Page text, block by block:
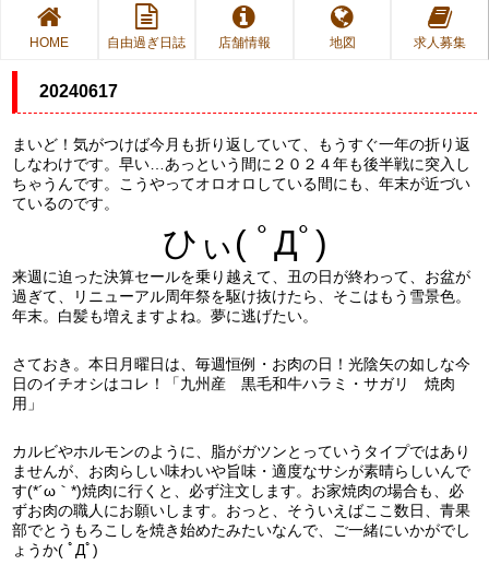
HOME 自由過ぎ日誌 店舗情報 地図 求人募集
20240617
まいど！気がつけば今月も折り返していて、もうすぐ一年の折り返
しなわけです。早い…あっという間に２０２４年も後半戦に突入し
ちゃうんです。こうやってオロオロしている間にも、年末が近づい
ているのです。
ひぃ( ﾟДﾟ)
来週に迫った決算セールを乗り越えて、丑の日が終わって、お盆が
過ぎて、リニューアル周年祭を駆け抜けたら、そこはもう雪景色。
年末。白髪も増えますよね。夢に逃げたい。
さておき。本日月曜日は、毎週恒例・お肉の日！光陰矢の如しな今
日のイチオシはコレ！「九州産 黒毛和牛ハラミ・サガリ 焼肉
用」
カルビやホルモンのように、脂がガツンとっていうタイプではあり
ませんが、お肉らしい味わいや旨味・適度なサシが素晴らしいんで
す(*´ω｀*)焼肉に行くと、必ず注文します。お家焼肉の場合も、必
ずお肉の職人にお願いします。おっと、そういえばここ数日、青果
部でとうもろこしを焼き始めたみたいなんで、ご一緒にいかがでし
ょうか( ﾟДﾟ)